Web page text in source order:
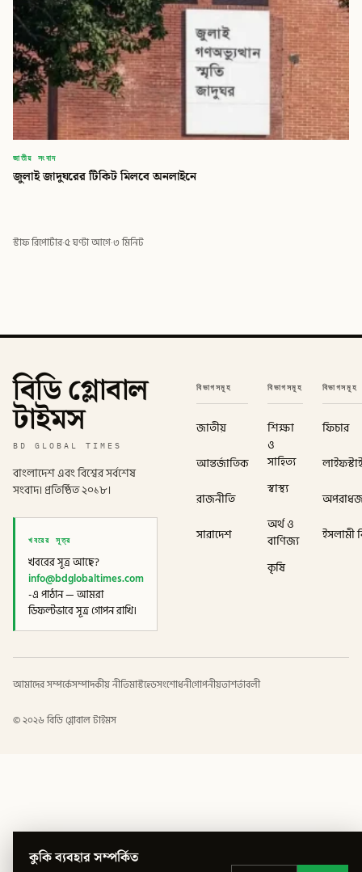
জাতীয় সংবাদ
জুলাই জাদুঘরের টিকিট মিলবে অনলাইনে
স্টাফ রিপোর্টার·৫ ঘণ্টা আগে·৩ মিনিট
বিডি গ্লোবাল
টাইমস
BD GLOBAL TIMES
বাংলাদেশ এবং বিশ্বের সর্বশেষ
সংবাদ। প্রতিষ্ঠিত ২০১৮।
খবরের সূত্র
খবরের সূত্র আছে?
info@bdglobaltimes.com
-এ পাঠান — আমরা
ডিফল্টভাবে সূত্র গোপন রাখি।
বিভাগসমূহ
জাতীয়
আন্তর্জাতিক
রাজনীতি
সারাদেশ
বিভাগসমূহ
শিক্ষা
ও
সাহিত্য
স্বাস্থ্য
অর্থ ও
বাণিজ্য
কৃষি
বিভাগসমূহ
ফিচার
ইসলামী
আমাদের সম্পর্কেসম্পাদকীয় নীতিমাস্টহেডসংশোধনীগোপনীয়তাশর্তাবলী
©২০২৬ বিডি গ্লোবাল টাইমস
কুকি ব্যবহার সম্পর্কিত